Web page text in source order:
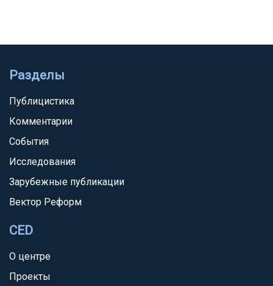
Разделы
Публицистика
Комментарии
События
Исследования
Зарубежные публикации
Вектор Реформ
CED
О центре
Проекты